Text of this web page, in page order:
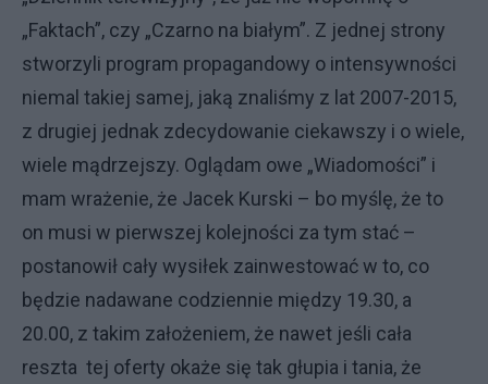
„Faktach”, czy „Czarno na białym”. Z jednej strony
stworzyli program propagandowy o intensywności
niemal takiej samej, jaką znaliśmy z lat 2007-2015,
z drugiej jednak zdecydowanie ciekawszy i o wiele,
wiele mądrzejszy. Oglądam owe „Wiadomości” i
mam wrażenie, że Jacek Kurski – bo myślę, że to
on musi w pierwszej kolejności za tym stać –
postanowił cały wysiłek zainwestować w to, co
będzie nadawane codziennie między 19.30, a
20.00, z takim założeniem, że nawet jeśli cała
reszta tej oferty okaże się tak głupia i tania, że